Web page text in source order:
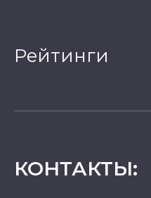
Рейтинги
КОНТАКТЫ: